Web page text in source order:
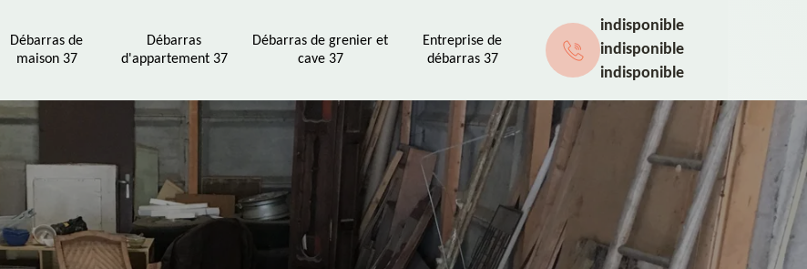
Débarras de
maison 37
Débarras
d'appartement 37
Débarras de grenier et
cave 37
Entreprise de
débarras 37
indisponible
indisponible
indisponible